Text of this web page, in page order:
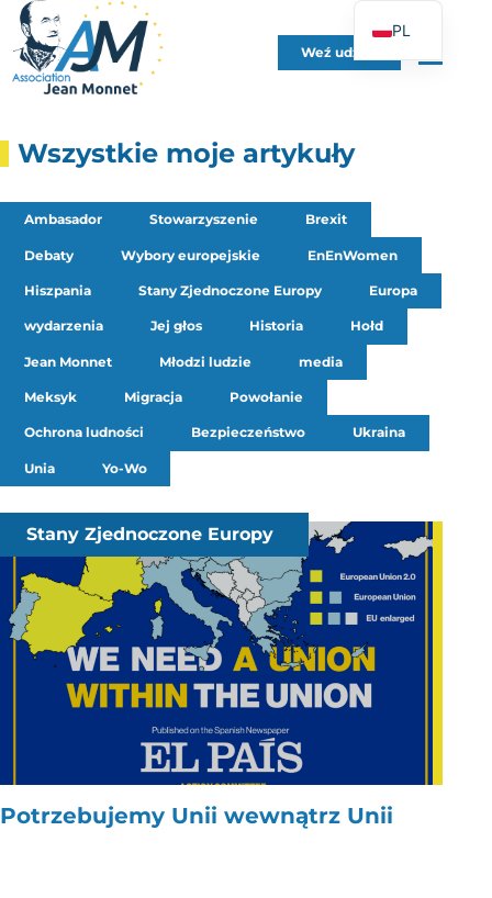
Weź udział
Wszystkie moje artykuły
Ambasador Stowarzyszenie Brexit
Debaty Wybory europejskie EnEnWomen
Hiszpania Stany Zjednoczone Europy Europa
wydarzenia Jej głos Historia Hołd
Jean Monnet Młodzi ludzie media
Meksyk Migracja Powołanie
Ochrona ludności Bezpieczeństwo Ukraina
Unia Yo-Wo
Stany Zjednoczone Europy
Potrzebujemy Unii wewnątrz Unii
PL
FR
UK